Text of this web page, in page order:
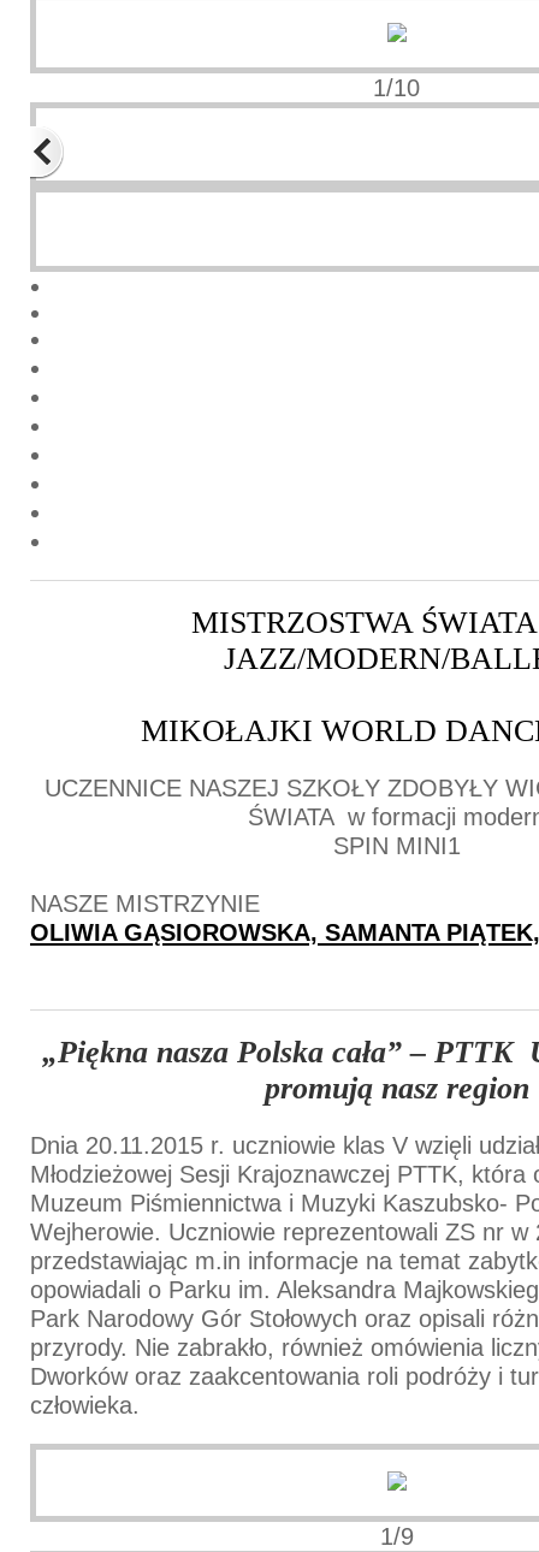
1/10
MISTRZOSTWA
JAZZ/MODERN/
MIKOŁAJKI WORLD
UCZENNICE NASZEJ SZKOŁY ZDOBYŁY
ŚWIATA w formacji
SPIN MINI1
NASZE MISTRZYNIE
OLIWIA GĄSIOROWSKA, SAMANTA
„Piękna nasza Polska cała” – PTTK
promują nasz region
Dnia 20.11.2015 r. uczniowie klas V wzięli
Młodzieżowej Sesji Krajoznawczej PTTK, która
Muzeum Piśmiennictwa i Muzyki Kaszubsko-
Wejherowie. Uczniowie reprezentowali ZS nr w
przedstawiając m.in informacje na temat
opowiadali o Parku im. Aleksandra
Park Narodowy Gór Stołowych oraz opisali
przyrody. Nie zabrakło, również omówienia
Dworków oraz zaakcentowania roli podróży i
człowieka.
1/9